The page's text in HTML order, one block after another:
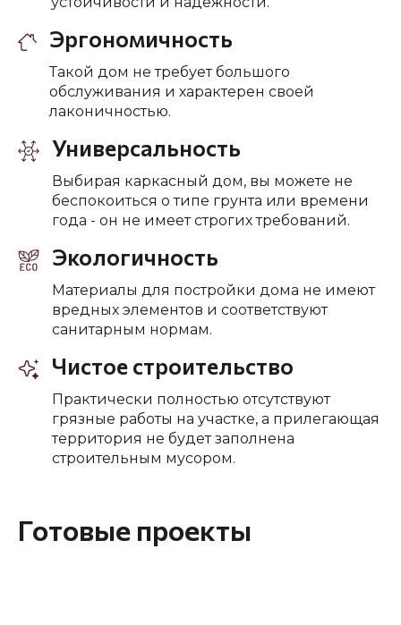
Эргономичность
Такой дом не требует большого
обслуживания и характерен своей
лаконичностью.
Универсальность
Выбирая каркасный дом, вы можете не
беспокоиться о типе грунта или времени
года - он не имеет строгих требований.
Экологичность
Материалы для постройки дома не имеют
вредных элементов и соответствуют
санитарным нормам.
Чистое строительство
Практически полностью отсутствуют
грязные работы на участке, а прилегающая
территория не будет заполнена
строительным мусором.
Готовые проекты